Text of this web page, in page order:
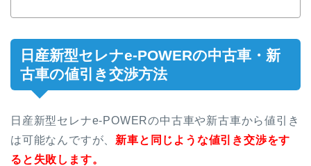
日産新型セレナe-POWERの中古車・新
古車の値引き交渉方法
日産新型セレナe-POWERの中古車や新古車から値引き
は可能なんですが、 新車と同じような値引き交渉をす
ると失敗します。